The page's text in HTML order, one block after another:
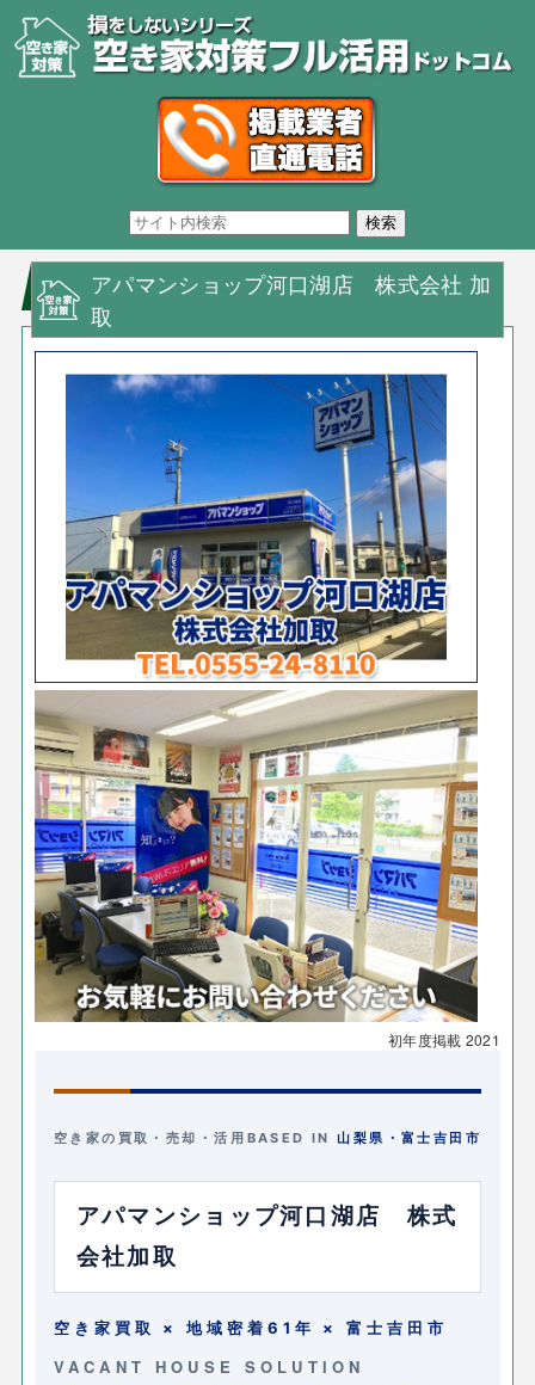
アパマンショップ河口湖店 株式会社 加
取
初年度掲載 2021
空き家の買取・売却・活用 BASED IN山梨県・富士吉田市
アパマンショップ河口湖店 株式
会社加取
空き家買取 × 地域密着61年 × 富士吉田市
VACANT HOUSE SOLUTION